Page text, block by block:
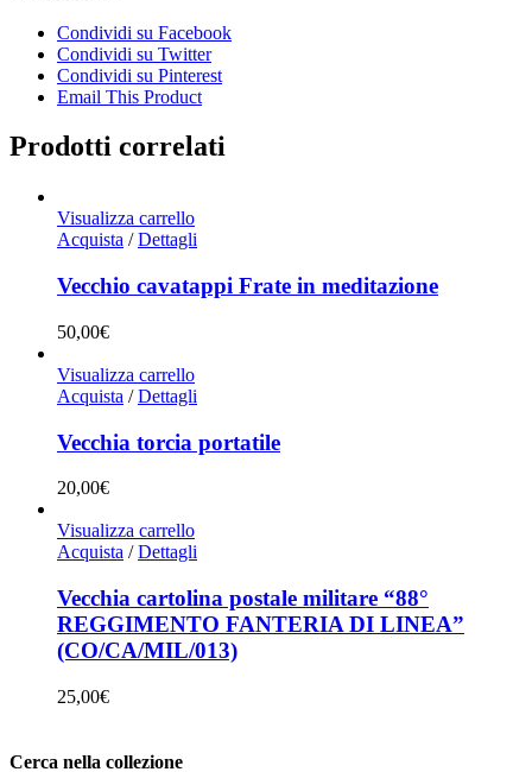
Condividi su Facebook
Condividi su Twitter
Condividi su Pinterest
Email This Product
Prodotti correlati
Visualizza carrello
Acquista / Dettagli
Vecchio cavatappi Frate in meditazione
50,00€
Visualizza carrello
Acquista / Dettagli
Vecchia torcia portatile
20,00€
Visualizza carrello
Acquista / Dettagli
Vecchia cartolina postale militare “88°
REGGIMENTO FANTERIA DI LINEA”
(CO/CA/MIL/013)
25,00€
Cerca nella collezione